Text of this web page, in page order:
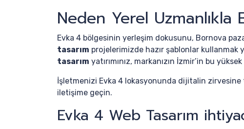
Neden Yerel Uzmanlıkla
Evka 4 bölgesinin yerleşim dokusunu, Bornova
tasarım projelerimizde hazır şablonlar
tasarım yatırımınız, markanızın İzmir’in bu
İşletmenizi Evka 4 lokasyonunda dijitalin zirvesine
iletişime geçin.
Evka 4 Web Tasarım